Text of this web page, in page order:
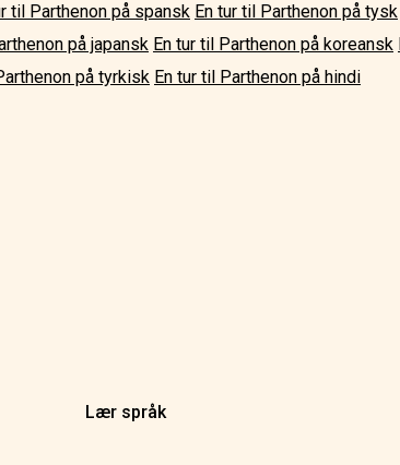
til Parthenon på spansk En tur til Parthenon på tysk
på japansk En tur til Parthenon på koreansk
på tyrkisk En tur til Parthenon på hindi
Lær språk